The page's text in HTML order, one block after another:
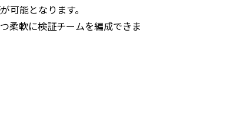
能となります。
柔軟に検証チームを編成できま